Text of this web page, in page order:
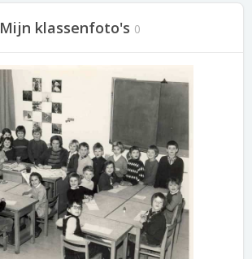
Mijn klassenfoto's 0